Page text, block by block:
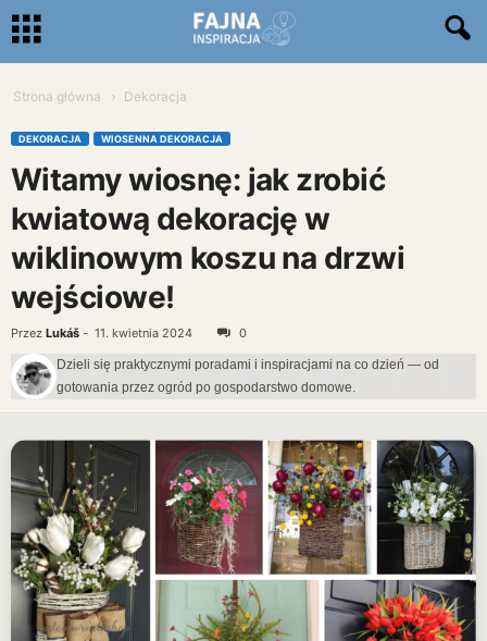
Strona główna Dekoracja
DEKORACJA WIOSENNA DEKORACJA
Witamy wiosnę: jak zrobić
kwiatową dekorację w
wiklinowym koszu na drzwi
wejściowe!
Przez Lukáš - 11. kwietnia 2024 0
Dzieli się praktycznymi poradami i inspiracjami na co dzień — od
gotowania przez ogród po gospodarstwo domowe.